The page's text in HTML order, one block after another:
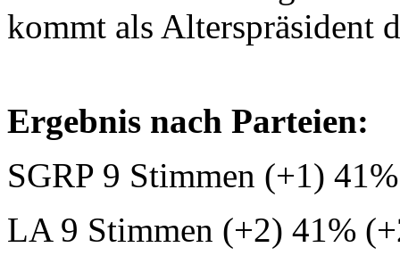
kommt als Alterspräsident
Ergebnis nach Parteien:
SGRP 9 Stimmen (+1)
LA 9 Stimmen (+2) 41%